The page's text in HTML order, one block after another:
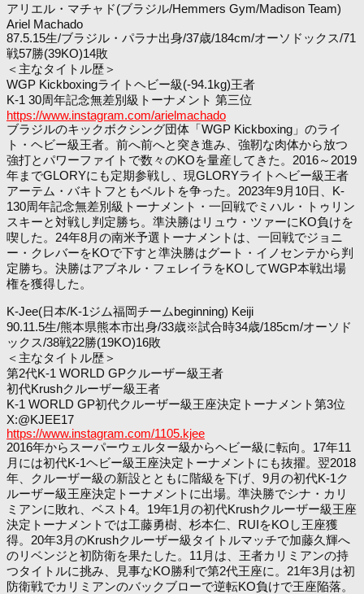
アリエル・マチャド(ブラジル/Hemmers Gym/Madison Team)
Ariel Machado
87.5.15生/ブラジル・パラナ出身/37歳/184cm/オーソドックス/71
戦57勝(39KO)14敗
＜主なタイトル歴＞
WGP Kickboxingライトヘビー級(-94.1kg)王者
K-1 30周年記念無差別級トーナメント 第三位
https://www.instagram.com/arielmachado
ブラジルのキックボクシング団体「WGP Kickboxing」のライ
ト・ヘビー級王者。前へ前へと突き進み、強靭な肉体から放つ
強打とパワーファイトで数々のKOを量産してきた。2016～2019
年までGLORYにも定期参戦し、現GLORYライトヘビー級王者
アーテム・バキトフともベルトを争った。2023年9月10日、K-
130周年記念無差別級トーナメント・一回戦でミハル・トゥリン
スキーと対戦し判定勝ち。準決勝はリュウ・ツァーにKO負けを
喫した。24年8月の南米予選トーナメントは、一回戦でジョニ
ー・クレバーをKOで下すと準決勝はグート・イノセンテから判
定勝ち。決勝はアブネル・フェレイラをKOしてWGP本戦出場
権を獲得した。
K-Jee(日本/K-1ジム福岡チームbeginning) Keiji
90.11.5生/熊本県熊本市出身/33歳※試合時34歳/185cm/オーソド
ックス/38戦22勝(19KO)16敗
＜主なタイトル歴＞
第2代K-1 WORLD GPクルーザー級王者
初代Krushクルーザー級王者
K-1 WORLD GP初代クルーザー級王座決定トーナメント第3位
X:@KJEE17
https://www.instagram.com/1105.kjee
2016年からスーパーウェルター級からヘビー級に転向。17年11
月には初代K-1ヘビー級王座決定トーナメントにも抜擢。翌2018
年、クルーザー級の新設とともに階級を下げ、9月の初代K-1ク
ルーザー級王座決定トーナメントに出場。準決勝でシナ・カリ
ミアンに敗れ、ベスト4。19年1月の初代Krushクルーザー級王座
決定トーナメントでは工藤勇樹、杉本仁、RUIをKOし王座獲
得。20年3月のKrushクルーザー級タイトルマッチで加藤久輝へ
のリベンジと初防衛を果たした。11月は、王者カリミアンの持
つタイトルに挑み、見事なKO勝利で第2代王座に。21年3月は初
防衛戦でカリミアンのバックブローで逆転KO負けで王座陥落。